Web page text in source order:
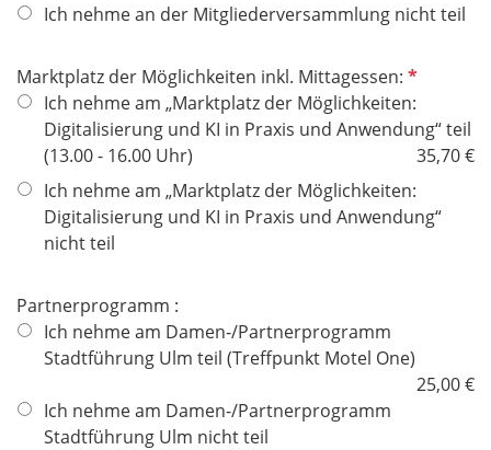
c
t
f
e
d
Ich nehme an der Mitgliederversammlung nicht teil
Marktplatz der Möglichkeiten inkl. Mittagessen: P
f
l
Ich nehme am „Marktplatz der Möglichkeiten:
Digitalisierung und KI in Praxis und Anwendung“ teil
(13.00 - 16.00 Uhr)
35,70 €
Ich nehme am „Marktplatz der Möglichkeiten:
Digitalisierung und KI in Praxis und Anwendung“
nicht teil
Partnerprogramm :
Ich nehme am Damen-/Partnerprogramm
Stadtführung Ulm teil (Treffpunkt Motel One)
25,00 €
Ich nehme am Damen-/Partnerprogramm
Stadtführung Ulm nicht teil